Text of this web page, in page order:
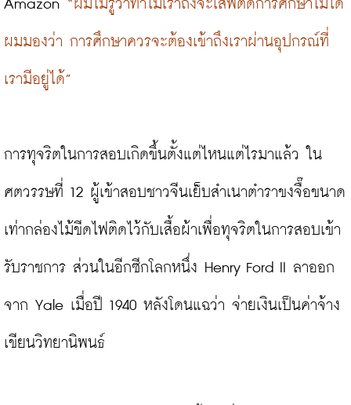
Amazon “ผมไม่รู้ว่าทำไมเราถึงจะเสพติดการศึกษาไม่ได้
ผมมองว่า การศึกษาควรจะต้องเข้าถึงเราผ่านอุปกรณ์ที่
เรามีอยู่ได้”
การทุจริตในการสอบเกิดขึ้นตั้งแต่ไหนแต่ไรมาแล้ว ใน
ศตวรรษที่ 12 ผู้เข้าสอบชาวจีนเย็บสำเนาตำราขงจื๊อขนาด
เท่ากล่องไม้ขีดไฟติดไว้กับเสื้อผ้าเพื่อทุจริตในการสอบเข้า
รับราชการ ส่วนในอีกซีกโลกหนึ่ง Henry Ford II ลาออก
จาก Yale เมื่อปี 1940 หลังโดนแฉว่า จ่ายเงินเป็นค่าจ้าง
เขียนวิทยานิพนธ์